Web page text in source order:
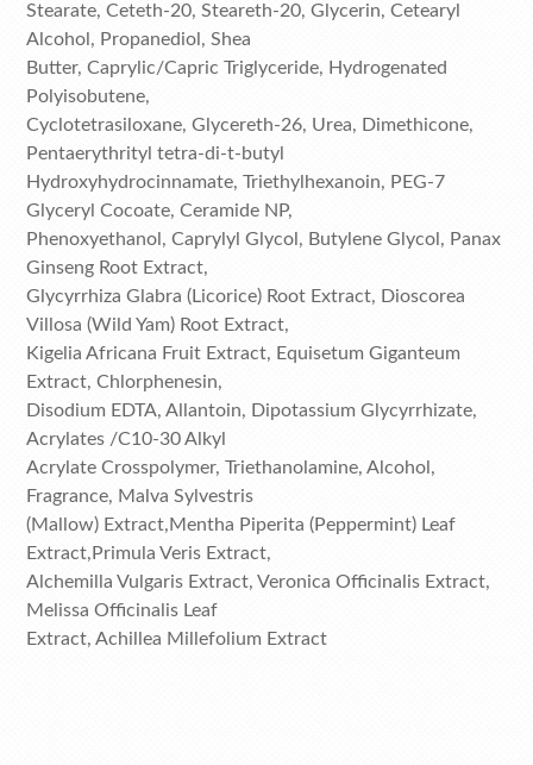
Stearate, Ceteth-20, Steareth-20, Glycerin, Cetearyl
Alcohol, Propanediol, Shea
Butter, Caprylic/Capric Triglyceride, Hydrogenated
Polyisobutene,
Cyclotetrasiloxane, Glycereth-26, Urea, Dimethicone,
Pentaerythrityl tetra-di-t-butyl
Hydroxyhydrocinnamate, Triethylhexanoin, PEG-7
Glyceryl Cocoate, Ceramide NP,
Phenoxyethanol, Caprylyl Glycol, Butylene Glycol, Panax
Ginseng Root Extract,
Glycyrrhiza Glabra (Licorice) Root Extract, Dioscorea
Villosa (Wild Yam) Root Extract,
Kigelia Africana Fruit Extract, Equisetum Giganteum
Extract, Chlorphenesin,
Disodium EDTA, Allantoin, Dipotassium Glycyrrhizate,
Acrylates /C10-30 Alkyl
Acrylate Crosspolymer, Triethanolamine, Alcohol,
Fragrance, Malva Sylvestris
(Mallow) Extract,Mentha Piperita (Peppermint) Leaf
Extract,Primula Veris Extract,
Alchemilla Vulgaris Extract, Veronica Officinalis Extract,
Melissa Officinalis Leaf
Extract, Achillea Millefolium Extract